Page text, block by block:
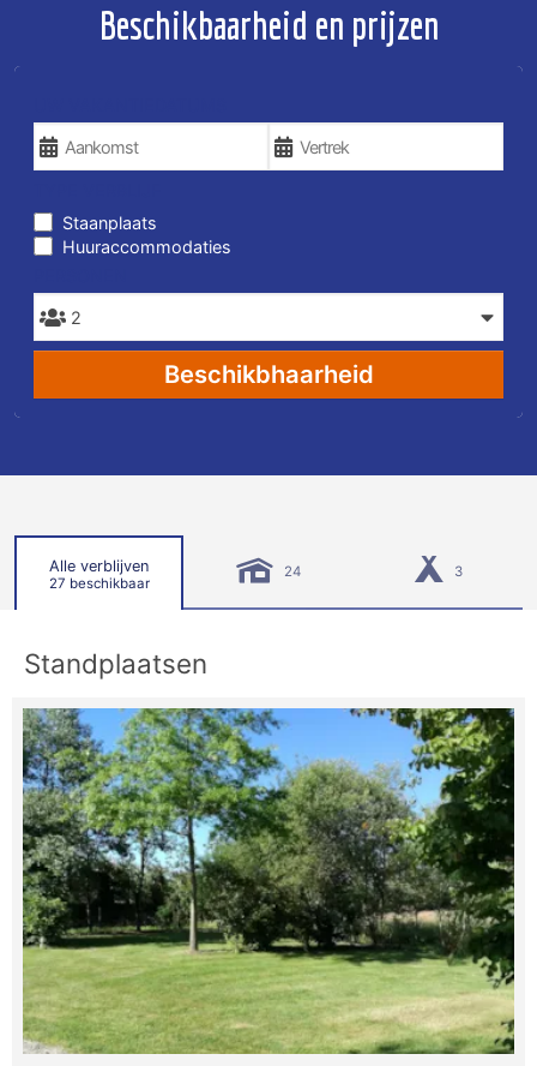
Beschikbaarheid en prijzen
Staanplaats
Huuraccommodaties
Beschikbhaarheid
Alle verblijven
27 beschikbaar
24 3
Standplaatsen